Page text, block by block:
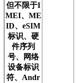
但不限于I
MEI、ME
ID、eSIM
标识、硬
件序列
号、网络
设备标识
符、Andr